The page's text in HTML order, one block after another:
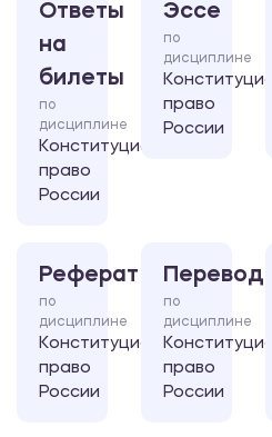
Ответы
на
билеты
по
дисциплине
Конституционное
право
России
Эссе
по
дисциплине
право
России
Реферат
по
дисциплине
Конституционное
право
России
Перевод
по
дисциплине
право
России